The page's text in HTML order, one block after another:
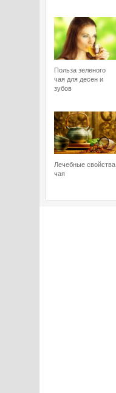
Польза зеленого
чая для десен и
зубов
Лечебные свойства
чая